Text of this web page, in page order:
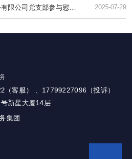
2025-07-29
限公司党支部参与慰
纪实
客服） 、17799227096（投诉）
新星大厦14层
集团